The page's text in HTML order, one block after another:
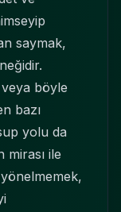
saymak,
böyle
bazı
yolu da
ile